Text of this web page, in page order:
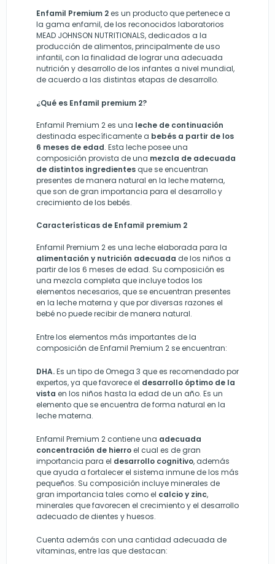
Enfamil Premium 2es un producto que pertenece a
la gama enfamil, de los reconocidos laboratorios
MEAD JOHNSON NUTRITIONALS, dedicados a la
producción de alimentos, principalmente de uso
infantil, con la finalidad de lograr una adecuada
nutrición y desarrollo de los infantes a nivel mundial,
de acuerdo a las distintas etapas de desarrollo.
¿Qué es Enfamil premium 2?
Enfamil Premium 2 es una leche de continuación
destinada específicamente a bebés a partir de los
6 meses de edad. Esta leche posee una
composición provista de una mezcla de adecuada
de distintos ingredientes que se encuentran
presentes de manera natural en la leche materna,
que son de gran importancia para el desarrollo y
crecimiento de los bebés.
Características de Enfamil premium 2
Enfamil Premium 2 es una leche elaborada para la
alimentación y nutrición adecuada de los niños a
partir de los 6 meses de edad. Su composición es
una mezcla completa que incluye todos los
elementos necesarios, que se encuentran presentes
en la leche materna y que por diversas razones el
bebé no puede recibir de manera natural.
Entre los elementos más importantes de la
composición de Enfamil Premium 2 se encuentran:
DHA.Es un tipo de Omega 3 que es recomendado por
expertos, ya que favorece el desarrollo óptimo de la
vista en los niños hasta la edad de un año. Es un
elemento que se encuentra de forma natural en la
leche materna.
Enfamil Premium 2 contiene una adecuada
concentración de hierroel cual es de gran
importancia para el desarrollo cognitivo, además
que ayuda a fortalecer el sistema inmune de los más
pequeños. Su composición incluye minerales de
gran importancia tales como el calcio y zinc,
minerales que favorecen el crecimiento y el desarrollo
adecuado de dientes y huesos.
Cuenta además con una cantidad adecuada de
vitaminas, entre las que destacan: